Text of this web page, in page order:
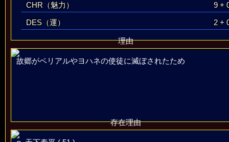
CHR（魅力）
9 +
DES（運）
2 +
理由
故郷がベリアルやヨハネの使徒に滅ぼされたため
存在理由